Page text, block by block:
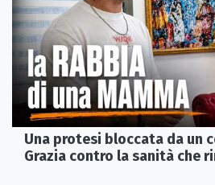
Una protesi bloccata da un
Grazia contro la sanità che